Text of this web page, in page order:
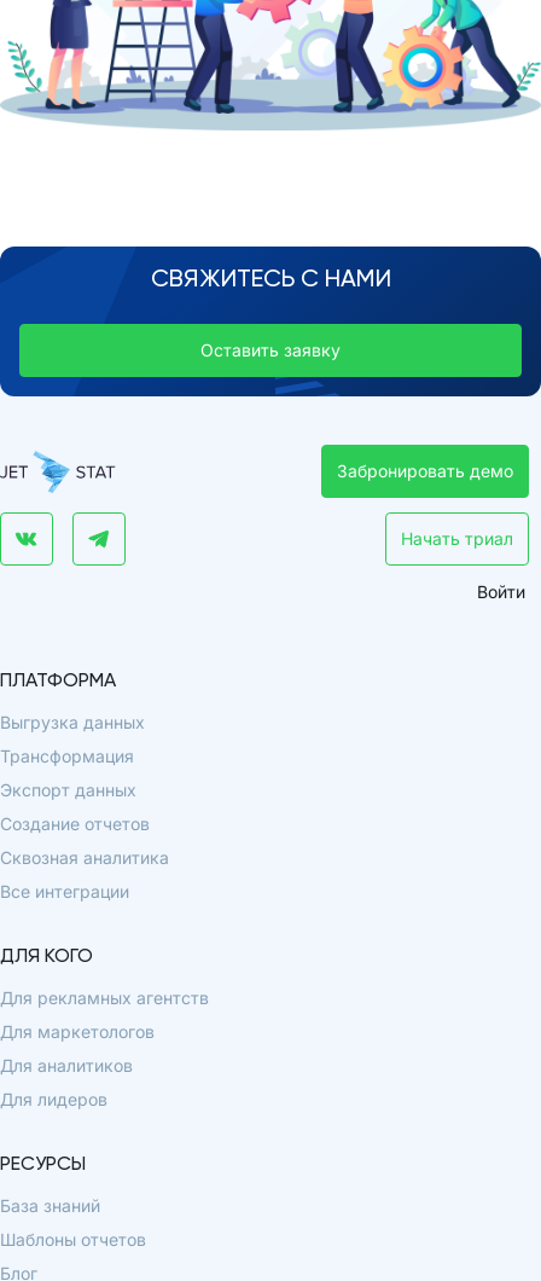
СВЯЖИТЕСЬ С НАМИ
Оставить заявку
Забронировать демо
Начать триал
Войти
ПЛАТФОРМА
Выгрузка данных
Трансформация
Экспорт данных
Создание отчетов
Сквозная аналитика
Все интеграции
ДЛЯ КОГО
Для рекламных агентств
Для маркетологов
Для аналитиков
Для лидеров
РЕСУРСЫ
База знаний
Шаблоны отчетов
Блог